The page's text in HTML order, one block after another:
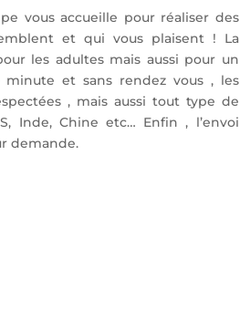
vous accueille pour réaliser des
et qui vous plaisent ! La
les adultes mais aussi pour un
et sans rendez vous , les
, mais aussi tout type de
Inde, Chine etc… Enfin , l’envoi
demande.